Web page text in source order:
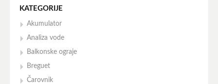
KATEGORIJE
Akumulator
Analiza vode
Balkonske ograje
Breguet
Čarovnik